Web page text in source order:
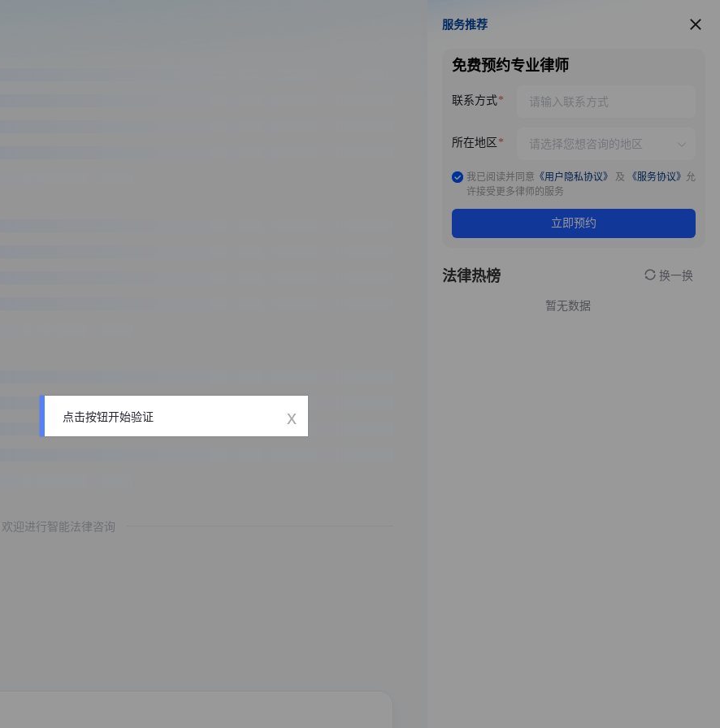
欢迎进行智能法律咨询
服务推荐
服务推荐
免费预约专业律师
联系方式
所在地区
我已阅读并同意 《用户隐私协议》 及 《服务协议》 允
许接受更多律师的服务
立即预约
法律热榜 换一换
暂无数据
点击按钮开始验证 x